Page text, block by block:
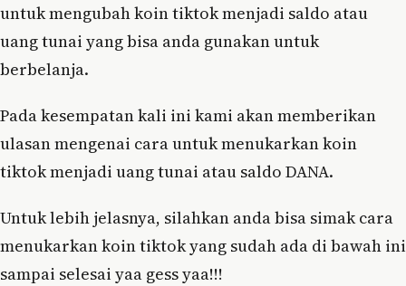
untuk mengubah koin tiktok menjadi saldo atau
uang tunai yang bisa anda gunakan untuk
berbelanja.
Pada kesempatan kali ini kami akan memberikan
ulasan mengenai cara untuk menukarkan koin
tiktok menjadi uang tunai atau saldo DANA.
Untuk lebih jelasnya, silahkan anda bisa simak cara
menukarkan koin tiktok yang sudah ada di bawah ini
sampai selesai yaa gess yaa!!!